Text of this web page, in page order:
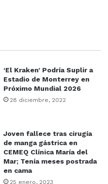
‘El Kraken’ Podría Suplir a
Estadio de Monterrey en
Próximo Mundial 2026
28 diciembre, 2022
Joven fallece tras cirugía
de manga gástrica en
CEMEQ Clínica María del
Mar; Tenía meses postrada
en cama
25 enero, 2023